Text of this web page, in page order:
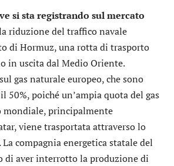
si sta registrando sul mercato
riduzione del traffico navale
di Hormuz, una rotta di trasporto
in uscita dal Medio Oriente.
gas naturale europeo, che sono
50%, poiché un’ampia quota del gas
principalmente
viene trasportata attraverso lo
compagnia energetica statale del
di aver interrotto la produzione di